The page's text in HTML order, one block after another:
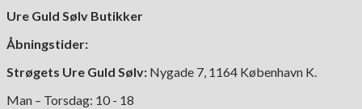
Ure Guld Sølv Butikker
Åbningstider:
Strøgets Ure Guld Sølv: Nygade 7, 1164 København K.
Man – Torsdag: 10 - 18